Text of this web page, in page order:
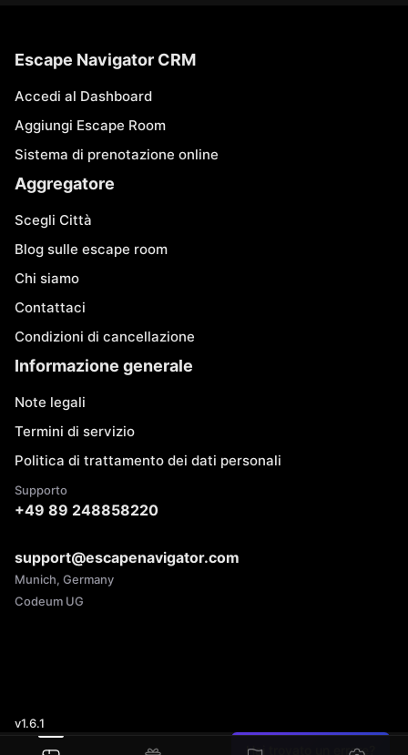
Hai trovato un errore?
Escape Navigator CRM
Accedi al Dashboard
Aggiungi Escape Room
Sistema di prenotazione online
Aggregatore
Scegli Città
Blog sulle escape room
Chi siamo
Contattaci
Condizioni di cancellazione
Informazione generale
Note legali
Termini di servizio
Politica di trattamento dei dati personali
Supporto
+49 89 248858220
support@escapenavigator.com
Munich, Germany
Codeum UG
v1.6.1